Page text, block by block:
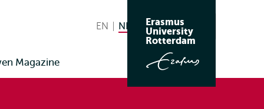
taal
EN English
NL Nederlands huidige taal
Zoeken
Erasmus
University
Rotterdam
Magazine